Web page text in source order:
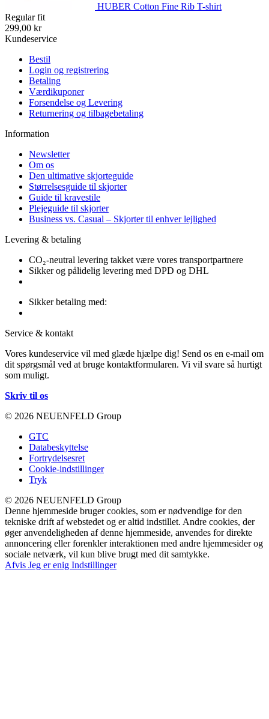
HUBER Cotton Fine Rib T-shirt
Regular fit
299,00 kr
Kundeservice
Bestil
Login og registrering
Betaling
Værdikuponer
Forsendelse og Levering
Returnering og tilbagebetaling
Information
Newsletter
Om os
Den ultimative skjorteguide
Størrelsesguide til skjorter
Guide til kravestile
Plejeguide til skjorter
Business vs. Casual – Skjorter til enhver lejlighed
Levering & betaling
CO₂-neutral levering takket være vores transportpartnere
Sikker og pålidelig levering med DPD og DHL
Sikker betaling med:
Service & kontakt
Vores kundeservice vil med glæde hjælpe dig! Send os en e-mail om
dit spørgsmål ved at bruge kontaktformularen. Vi vil svare så hurtigt
som muligt.
Skriv til os
© 2026 NEUENFELD Group
GTC
Databeskyttelse
Fortrydelsesret
Cookie-indstillinger
Tryk
© 2026 NEUENFELD Group
Denne hjemmeside bruger cookies, som er nødvendige for den
tekniske drift af webstedet og er altid indstillet. Andre cookies, der
øger anvendeligheden af denne hjemmeside, anvendes for direkte
annoncering eller forenkler interaktionen med andre hjemmesider og
sociale netværk, vil kun blive brugt med dit samtykke.
Afvis Jeg er enig Indstillinger